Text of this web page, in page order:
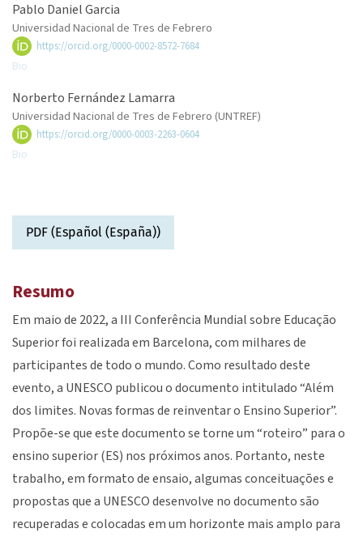
Pablo Daniel Garcia
Universidad Nacional de Tres de Febrero
https://orcid.org/0000-0002-8572-7684
Bio
Norberto Fernández Lamarra
Universidad Nacional de Tres de Febrero (UNTREF)
https://orcid.org/0000-0003-2263-0604
Bio
PDF (Español (España))
Resumo
Em maio de 2022, a III Conferência Mundial sobre Educação
Superior foi realizada em Barcelona, com milhares de
participantes de todo o mundo. Como resultado deste
evento, a UNESCO publicou o documento intitulado “Além
dos limites. Novas formas de reinventar o Ensino Superior”.
Propõe-se que este documento se torne um “roteiro” para o
ensino superior (ES) nos próximos anos. Portanto, neste
trabalho, em formato de ensaio, algumas conceituações e
propostas que a UNESCO desenvolve no documento são
recuperadas e colocadas em um horizonte mais amplo para